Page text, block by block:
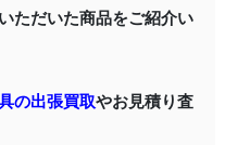
ただいた商品をご紹介い
の出張買取やお見積り査